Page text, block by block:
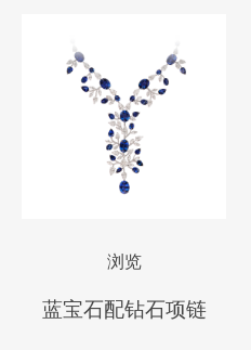
浏览
蓝宝石配钻石项链